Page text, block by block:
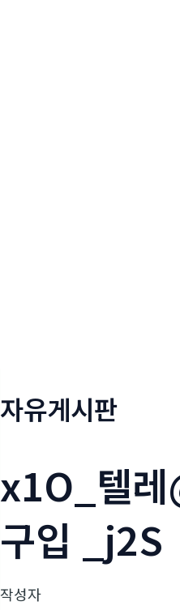
자유게시판
x1O_텔레
구입 _j2S
작성자